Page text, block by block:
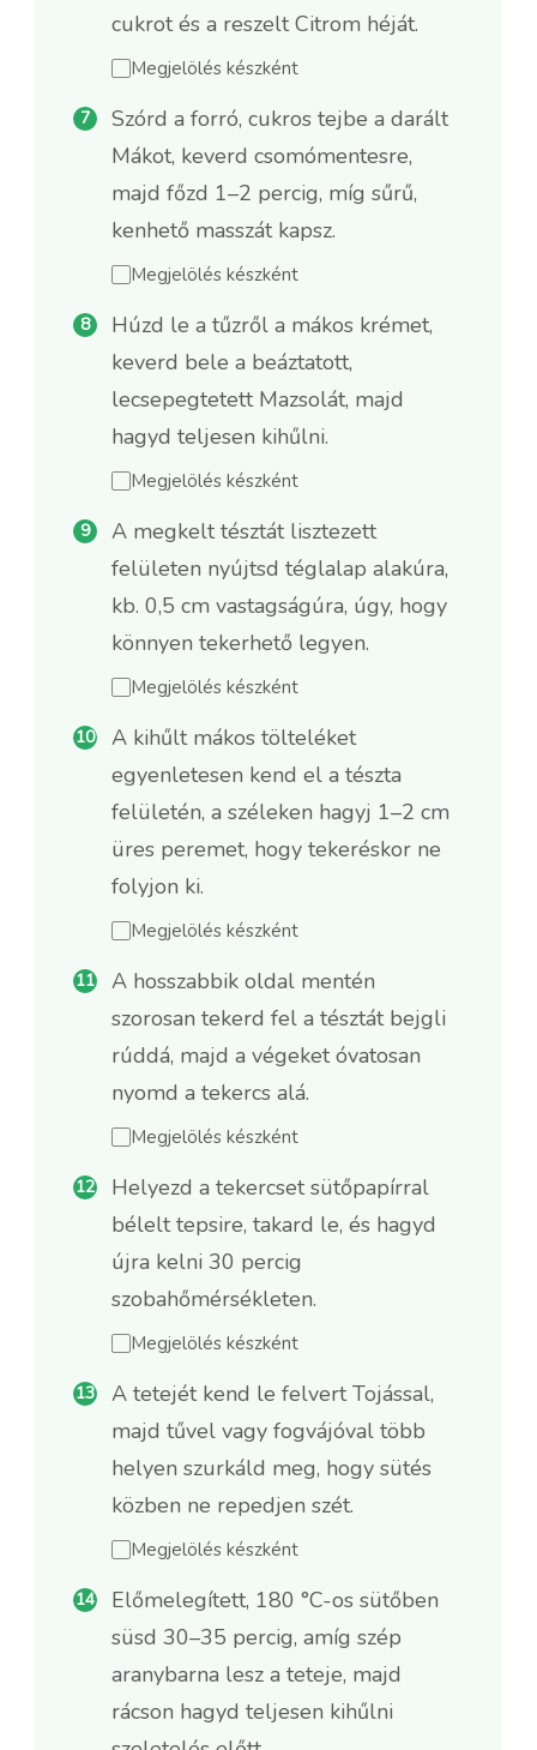
cukrot és a reszelt Citrom héját.
Megjelölés készként
Szórd a forró, cukros tejbe a darált
Mákot, keverd csomómentesre,
majd főzd 1–2 percig, míg sűrű,
kenhető masszát kapsz.
Megjelölés készként
Húzd le a tűzről a mákos krémet,
keverd bele a beáztatott,
lecsepegtetett Mazsolát, majd
hagyd teljesen kihűlni.
Megjelölés készként
A megkelt tésztát lisztezett
felületen nyújtsd téglalap alakúra,
kb. 0,5 cm vastagságúra, úgy, hogy
könnyen tekerhető legyen.
Megjelölés készként
A kihűlt mákos tölteléket
egyenletesen kend el a tészta
felületén, a széleken hagyj 1–2 cm
üres peremet, hogy tekeréskor ne
folyjon ki.
Megjelölés készként
A hosszabbik oldal mentén
szorosan tekerd fel a tésztát bejgli
rúddá, majd a végeket óvatosan
nyomd a tekercs alá.
Megjelölés készként
Helyezd a tekercset sütőpapírral
bélelt tepsire, takard le, és hagyd
újra kelni 30 percig
szobahőmérsékleten.
Megjelölés készként
A tetejét kend le felvert Tojással,
majd tűvel vagy fogvájóval több
helyen szurkáld meg, hogy sütés
közben ne repedjen szét.
Megjelölés készként
Előmelegített, 180 °C-os sütőben
süsd 30–35 percig, amíg szép
aranybarna lesz a teteje, majd
rácson hagyd teljesen kihűlni